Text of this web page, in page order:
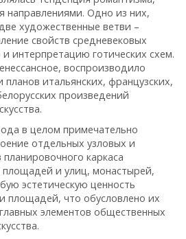
направлениями. Одно из них,
художественные ветви –
свойств средневековых
и интерпретацию готических схем.
воспроизводило
планов итальянских, французских,
произведений
в целом примечательно
отдельных узловых и
каркаса
площадей и улиц, монастырей,
эстетическую ценность
площадей, что обусловлено их
элементов общественных